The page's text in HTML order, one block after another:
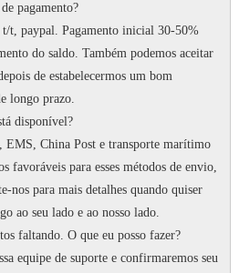
pagamento?
t/t, paypal. Pagamento inicial 30-50%
do saldo. Também podemos aceitar
de estabelecermos um bom
longo prazo.
disponível?
China Post e transporte marítimo
favoráveis para esses métodos de envio,
nos para mais detalhes quando quiser
ao seu lado e ao nosso lado.
faltando. O que eu posso fazer?
equipe de suporte e confirmaremos seu